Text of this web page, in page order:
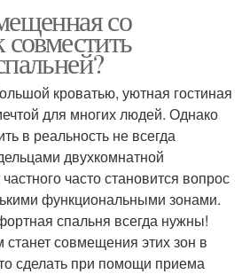
со
кроватью, уютная гостиная
для многих людей. Однако
в реальность не всегда
двухкомнатной
часто становится вопрос
функциональными зонами.
спальня всегда нужны!
совмещения этих зон в
сделать при помощи приема